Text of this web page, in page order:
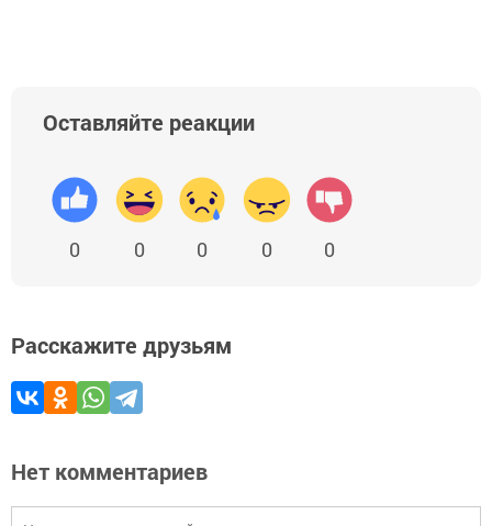
Оставляйте реакции
0 0 0 0 0
Расскажите друзьям
Нет комментариев